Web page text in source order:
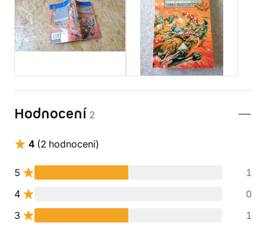
Hodnocení 2
4 (2 hodnocení)
5
1
4
0
3
1